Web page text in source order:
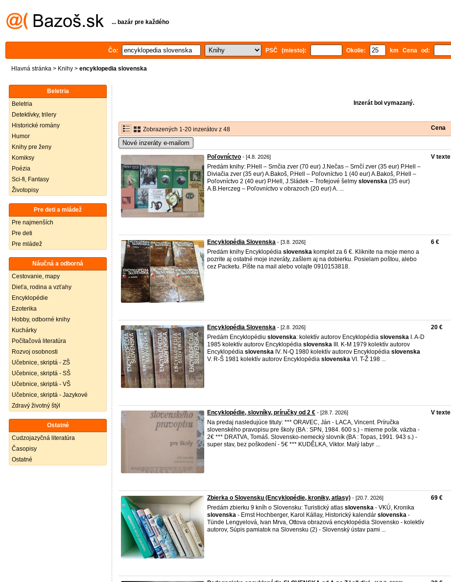
... bazár pre každého
Čo: PSČ (miesto): Okolie: km Cena od:
Hlavná stránka > Knihy > encyklopedia slovenska
Beletria
Beletria
Detektívky, trilery
Historické romány
Humor
Knihy pre ženy
Komiksy
Poézia
Sci-fi, Fantasy
Životopisy
Pre deti a mládež
Pre najmenších
Pre deti
Pre mládež
Náučná a odborná
Cestovanie, mapy
Dieťa, rodina a vzťahy
Encyklopédie
Ezoterika
Hobby, odborné knihy
Kuchárky
Počítačová literatúra
Rozvoj osobnosti
Učebnice, skriptá - ZŠ
Učebnice, skriptá - SŠ
Učebnice, skriptá - VŠ
Učebnice, skriptá - Jazykové
Zdravý životný štýl
Ostatné
Cudzojazyčná literatúra
Časopisy
Ostatné
Inzerát bol vymazaný.
Zobrazených 1-20 inzerátov z 48 Cena
Nové inzeráty e-mailom
Poľovníctvo - [4.8. 2026]
Predám knihy: P.Hell – Srnčia zver (70 eur) J.Nečas – Srnčí zver (35 eur) P.Hell –
Diviačia zver (35 eur) A.Bakoš, P.Hell – Poľovníctvo 1 (40 eur) A.Bakoš, P.Hell –
Poľovníctvo 2 (40 eur) P.Hell, J.Sládek – Trofejové šelmy slovenska (35 eur)
A.B.Herczeg – Poľovníctvo v obrazoch (20 eur) A. ...
V texte
Encyklopédia Slovenska - [3.8. 2026]
Predám knihy Encyklopédia slovenska komplet za 6 €. Kliknite na moje meno a
pozrite aj ostatné moje inzeráty, zašlem aj na dobierku. Posielam poštou, alebo
cez Packetu. Píšte na mail alebo volajte 0910153818.
6 €
Encyklopédia Slovenska - [2.8. 2026]
Predám Encyklopédiu slovenska: kolektív autorov Encyklopédia slovenska I. A-D
1985 kolektív autorov Encyklopédia slovenska III. K-M 1979 kolektív autorov
Encyklopédia slovenska IV. N-Q 1980 kolektív autorov Encyklopédia slovenska
V. R-Š 1981 kolektív autorov Encyklopédia slovenska VI. T-Ž 198 ...
20 €
Encyklopédie, slovníky, príručky od 2 € - [28.7. 2026]
Na predaj nasledujúce tituly: *** ORAVEC, Ján - LACA, Vincent. Príručka
slovenského pravopisu pre školy (BA : SPN, 1984. 600 s.) - mierne pošk. väzba -
2€ *** DRATVA, Tomáš. Slovensko-nemecký slovník (BA : Topas, 1991. 943 s.) -
super stav, bez poškodení - 5€ *** KUDĚLKA, Viktor. Malý labyr ...
V texte
Zbierka o Slovensku (Encyklopédie, kroniky, atlasy) - [20.7. 2026]
Predám zbierku 9 kníh o Slovensku: Turistický atlas slovenska - VKÚ, Kronika
slovenska - Ernst Hochberger, Karol Kállay, Historický kalendár slovenska -
Tünde Lengyelová, Ivan Mrva, Ottova obrazová encyklopédia Slovensko - kolektív
autorov, Súpis pamiatok na Slovensku (2) - Slovenský ústav pami ...
69 €